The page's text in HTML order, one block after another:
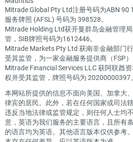
Mitrade Global Pty Ltd注册号码为ABN 90
服务牌照 (AFSL) 号码为 398528。
Mitrade Holding Ltd获开曼群岛金融管理
管，SIB牌照号码为1612446。
Mitrade Markets Pty Ltd 获南非金融部门
受其监管，为一家金融服务提供商（FSP
Mitrade Financial Services LLC 获阿联酋
权并受其监管，牌照号码为 20200000397。
本网站所提供的信息不面向美国、加拿大
律宾的居民。此外，若在任何国家或司法
违反当地法律或监管规定，则任何人士均
意，英语为我们服务的主要语言，且所有
的语言均为英语。其他语言版本仅供参考